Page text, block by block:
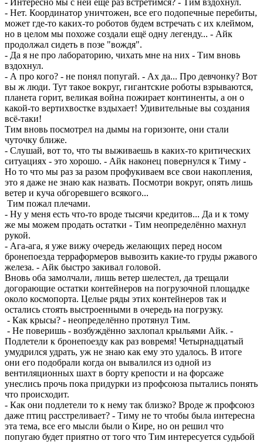
- Нет. Координатор уничтожен, все его подопечные перебиты,
может где-то каких-то роботов будем встречать с их клеймом,
но в целом мы похоже создали ещё одну легенду... - Айк
продолжал сидеть в позе "вождя".
- Да я не про лабораторию, чихать мне на них - Тим вновь
вздохнул.
- А про кого? - не понял попугай. - Ах да... Про девчонку? Вот
вы ж люди. Тут такое вокруг, гигантские роботы взрываются,
планета горит, великая война пожирает континенты, а он о
какой-то вертихвостке вздыхает! Удивительные вы создания
всё-таки!
Тим вновь посмотрел на дымы на горизонте, они стали
чуточку ближе.
- Слушай, вот то, что ты выживаешь в каких-то критических
ситуациях - это хорошо. - Айк наконец повернулся к Тиму -
Но то что мы раз за разом профукиваем все свои накопления,
это я даже не знаю как назвать. Посмотри вокруг, опять лишь
ветер и куча обгоревшего всякого...
Тим пожал плечами.
- Ну у меня есть что-то вроде тысячи кредитов... Да и к тому
же мы можем продать остатки - Тим неопределённо махнул
рукой.
- Ага-ага, я уже вижу очередь желающих перед носом
бронепоезда терраформеров вывозить какие-то груды ржавого
железа. - Айк быстро закивал головой.
Вновь оба замолчали, лишь ветер шелестел, да трещали
догорающие остатки контейнеров на погрузочной площадке
около космопорта. Целые ряды этих контейнеров так и
остались стоять выстроенными в очередь на погрузку.
- Как крысы? - неопределённо протянул Тим.
- Не поверишь - возбуждённо захлопал крыльями Айк. -
Подлетели к бронепоезду как раз вовремя! Четырнадцатый
умудрился удрать, уж не знаю как ему это удалось. В итоге
они его подобрали когда он вывалился из одной из
вентиляционных шахт в борту крепости и на форсаже
унеслись прочь пока придурки из профсоюза пытались понять
что происходит.
- Как они подлетели то к нему так близко? Вроде ж профсоюз
даже птиц расстреливает? - Тиму не то чтобы была интересна
эта тема, все его мысли были о Кире, но он решил что
попугаю будет приятно от того что Тим интересуется судьбой